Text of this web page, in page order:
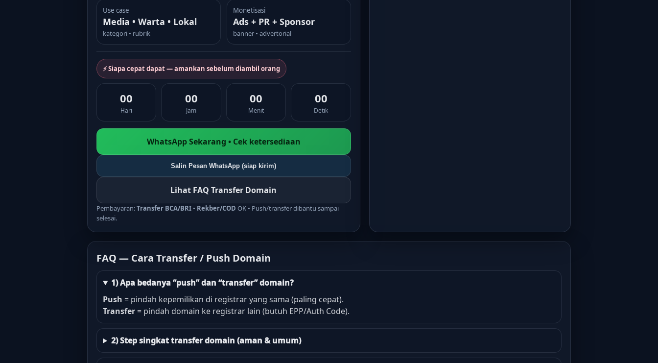
Use case
Media • Warta • Lokal
kategori • rubrik
Monetisasi
Ads + PR + Sponsor
banner • advertorial
⚡ Siapa cepat dapat — amankan sebelum diambil orang
00
Hari
00
Jam
00
Menit
00
Detik
WhatsApp Sekarang • Cek ketersediaan
Salin Pesan WhatsApp (siap kirim)
Lihat FAQ Transfer Domain
Pembayaran:Transfer BCA/BRI • Rekber/COD OK • Push/transfer dibantu sampai
selesai.
FAQ — Cara Transfer / Push Domain
1) Apa bedanya “push” dan “transfer” domain?
Push = pindah kepemilikan di registrar yang sama (paling cepat).
Transfer = pindah domain ke registrar lain (butuh EPP/Auth Code).
2) Step singkat transfer domain (aman & umum)